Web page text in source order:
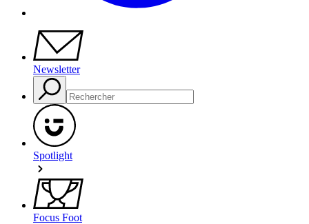
Newsletter
Spotlight
Focus Foot